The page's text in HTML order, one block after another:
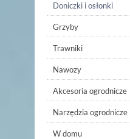
Doniczki i osłonki
Grzyby
Trawniki
Nawozy
Akcesoria ogrodnicze
Narzędzia ogrodnicze
W domu